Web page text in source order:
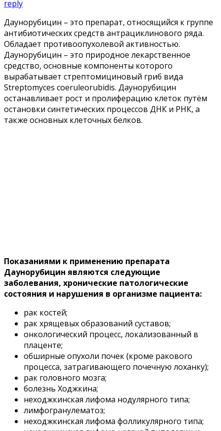
reply
Даунорубицин – это препарат, относящийся к группе
антибиотических средств антрациклинового ряда.
Обладает противоопухолевой активностью.
Даунорубицин – это природное лекарственное
средство, основные компоненты которого
вырабатывает стрептомициновый гриб вида
Streptomyces coeruleorubidis. Даунорубицин
останавливает рост и пролиферацию клеток путём
остановки синтетических процессов ДНК и РНК, а
также основных клеточных белков.
Показаниями к применению препарата
Даунорубицин являются следующие
заболевания, хронические патологические
состояния и нарушения в организме пациента:
рак костей;
рак хрящевых образований суставов;
онкологический процесс, локализованный в
плаценте;
обширные опухоли почек (кроме ракового
процесса, затрагивающего почечную лоханку);
рак головного мозга;
болезнь Ходжкина;
неходжкинская лифома нодулярного типа;
лимфогранулематоз;
неходжкинская лифома фолликулярного типа;